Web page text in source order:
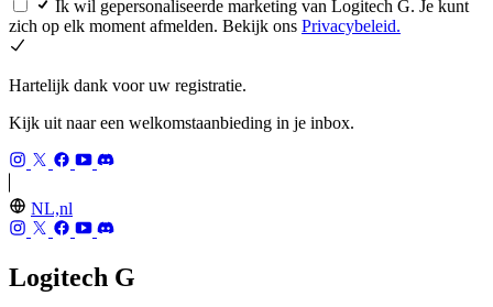
Ik wil gepersonaliseerde marketing van Logitech G. Je kunt
zich op elk moment afmelden. Bekijk ons Privacybeleid.
Hartelijk dank voor uw registratie.
Kijk uit naar een welkomstaanbieding in je inbox.
NL,nl
Logitech G